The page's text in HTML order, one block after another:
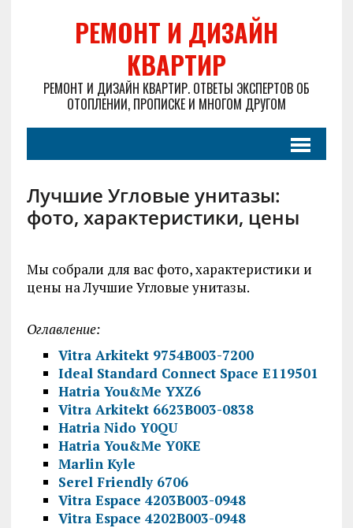
РЕМОНТ И ДИЗАЙН
КВАРТИР
РЕМОНТ И ДИЗАЙН КВАРТИР. ОТВЕТЫ ЭКСПЕРТОВ ОБ
ОТОПЛЕНИИ, ПРОПИСКЕ И МНОГОМ ДРУГОМ
Лучшие Угловые унитазы:
фото, характеристики, цены
Мы собрали для вас фото, характеристики и
цены на Лучшие Угловые унитазы.
Оглавление:
Vitra Arkitekt 9754B003-7200
Ideal Standard Connect Space E119501
Hatria You&Me YXZ6
Vitra Arkitekt 6623B003-0838
Hatria Nido Y0QU
Hatria You&Me Y0KE
Marlin Kyle
Serel Friendly 6706
Vitra Espace 4203B003-0948
Vitra Espace 4202B003-0948